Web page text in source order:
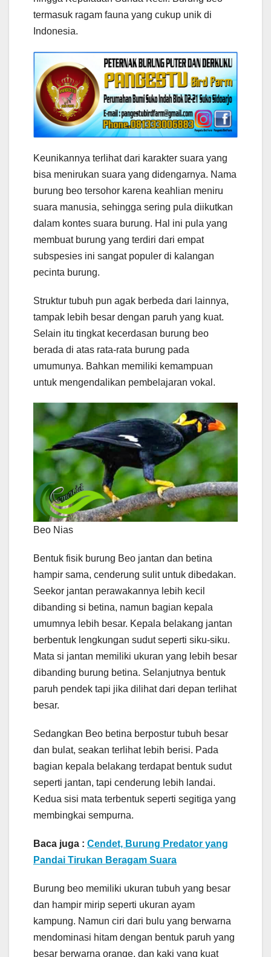
termasuk ragam fauna yang cukup unik di
Indonesia.
Keunikannya terlihat dari karakter suara yang
bisa menirukan suara yang didengarnya. Nama
burung beo tersohor karena keahlian meniru
suara manusia, sehingga sering pula diikutkan
dalam kontes suara burung. Hal ini pula yang
membuat burung yang terdiri dari empat
subspesies ini sangat populer di kalangan
pecinta burung.
Struktur tubuh pun agak berbeda dari lainnya,
tampak lebih besar dengan paruh yang kuat.
Selain itu tingkat kecerdasan burung beo
berada di atas rata-rata burung pada
umumunya. Bahkan memiliki kemampuan
untuk mengendalikan pembelajaran vokal.
Beo Nias
Bentuk fisik burung Beo jantan dan betina
hampir sama, cenderung sulit untuk dibedakan.
Seekor jantan perawakannya lebih kecil
dibanding si betina, namun bagian kepala
umumnya lebih besar. Kepala belakang jantan
berbentuk lengkungan sudut seperti siku-siku.
Mata si jantan memiliki ukuran yang lebih besar
dibanding burung betina. Selanjutnya bentuk
paruh pendek tapi jika dilihat dari depan terlihat
besar.
Sedangkan Beo betina berpostur tubuh besar
dan bulat, seakan terlihat lebih berisi. Pada
bagian kepala belakang terdapat bentuk sudut
seperti jantan, tapi cenderung lebih landai.
Kedua sisi mata terbentuk seperti segitiga yang
membingkai sempurna.
Baca juga : Cendet, Burung Predator yang
Pandai Tirukan Beragam Suara
Burung beo memiliki ukuran tubuh yang besar
dan hampir mirip seperti ukuran ayam
kampung. Namun ciri dari bulu yang berwarna
mendominasi hitam dengan bentuk paruh yang
besar berwarna orange, dan kaki yang kuat